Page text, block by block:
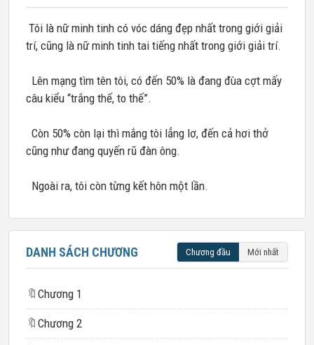
Tôi là nữ minh tinh có vóc dáng đẹp nhất trong giới giải
trí, cũng là nữ minh tinh tai tiếng nhất trong giới giải trí.
Lên mạng tìm tên tôi, có đến 50% là đang đùa cợt mấy
câu kiểu “trắng thế, to thế”.
Còn 50% còn lại thì mắng tôi lẳng lơ, đến cả hơi thở
cũng như đang quyến rũ đàn ông.
Ngoài ra, tôi còn từng kết hôn một lần.
DANH SÁCH CHƯƠNG Chương đầu Mới nhất
🔖 Chương 1
🔖 Chương 2